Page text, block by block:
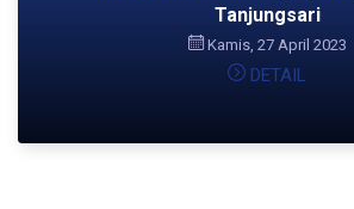
Tanjungsari
Kamis, 27 April 2023
DETAIL